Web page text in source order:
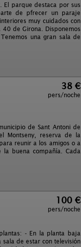
El parque destaca por sus
de pfrecer un paraje
muy cuidados con
de Girona. Disponemos
una gran sala de
38 €
pers/noche
de Sant Antoni de
Montseny, reserva de la
reunir a los amigos o a
buena compañía. Cada
100 €
pers/noche
- En la planta baja
de estar con televisión